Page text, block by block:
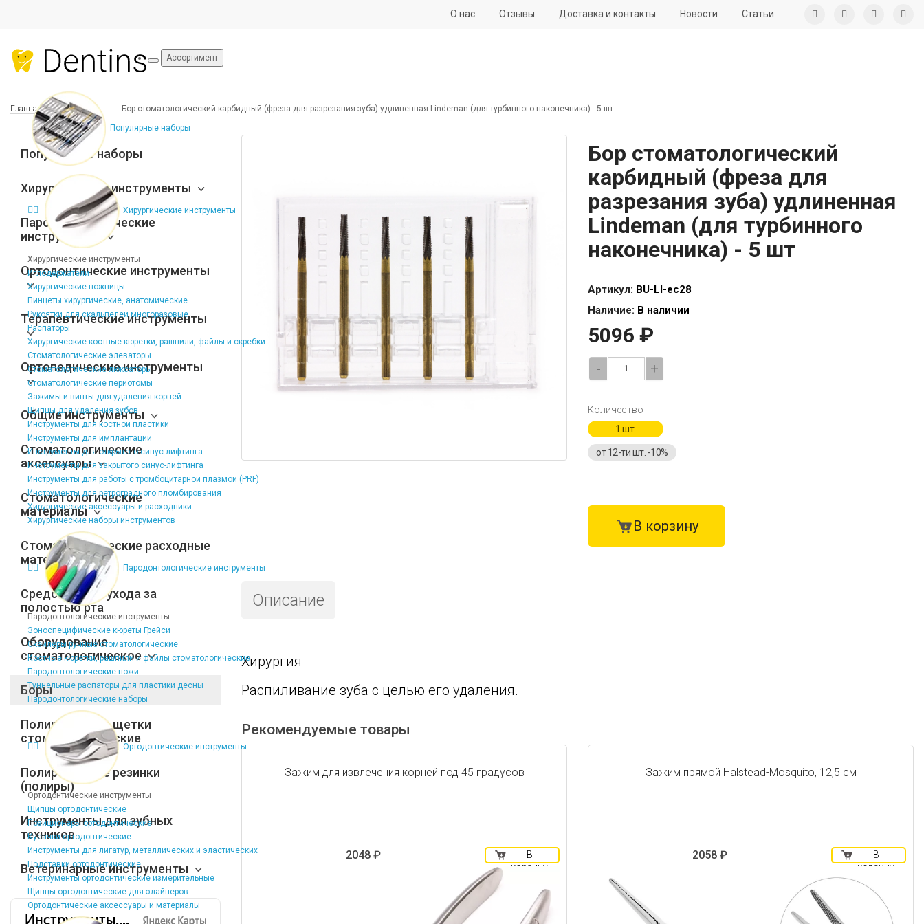
О нас Отзывы Доставка и контакты Новости Статьи
Ассортимент
Популярные наборы
Хирургические инструменты
Хирургические инструменты
Иглодержатели
Хирургические ножницы
Пинцеты хирургические, анатомические
Рукоятки для скальпелей многоразовые
Распаторы
Хирургические костные кюретки, рашпили, файлы и скребки
Стоматологические элеваторы
Стоматологические люксаторы
Стоматологические периотомы
Зажимы и винты для удаления корней
Щипцы для удаления зубов
Инструменты для костной пластики
Инструменты для имплантации
Инструменты для открытого синус-лифтинга
Инструменты для закрытого синус-лифтинга
Инструменты для работы с тромбоцитарной плазмой (PRF)
Инструменты для ретроградного пломбирования
Хирургические аксессуары и расходники
Хирургические наборы инструментов
Пародонтологические инструменты
Пародонтологические инструменты
Зоноспецифические кюреты Грейси
Скейлеры ручные стоматологические
Костные кюретки, рашпили и файлы стоматологические
Пародонтологические ножи
Туннельные распаторы для пластики десны
Пародонтологические наборы
Ортодонтические инструменты
Ортодонтические инструменты
Щипцы ортодонтические
Позиционеры ортодонтические
Кусачки ортодонтические
Инструменты для лигатур, металлических и эластических
Подставки ортодонтические
Инструменты ортодонтические измерительные
Щипцы ортодонтические для элайнеров
Ортодонтические аксессуары и материалы
Главная Боры Бор стоматологический карбидный (фреза для разрезания зуба) удлиненная Lindeman (для турбинного наконечника) - 5 шт
Популярные наборы
Хирургические инструменты
Пародонтологические
инструменты
Ортодонтические инструменты
Терапевтические инструменты
Ортопедические инструменты
Общие инструменты
Стоматологические
аксессуары
Стоматологические
материалы
Стоматологические расходные
материалы
Средства для ухода за
полостью рта
Оборудование
стоматологическое
Боры
Полировочные щетки
стоматологические
Полировочные резинки
(полиры)
Инструменты для зубных
техников
Ветеринарные инструменты
Бор стоматологический
карбидный (фреза для
разрезания зуба) удлиненная
Lindeman (для турбинного
наконечника) - 5 шт
Артикул: BU-LI-ec28
Наличие: В наличии
5096 ₽
- +
Количество
1 шт.
от 12-ти шт. -10%
В корзину
Описание
Хирургия
Распиливание зуба с целью его удаления.
Рекомендуемые товары
Зажим для извлечения корней под 45 градусов
2048 ₽
В
корзину
Зажим прямой Halstead-Mosquito, 12,5 см
2058 ₽
В
корзину